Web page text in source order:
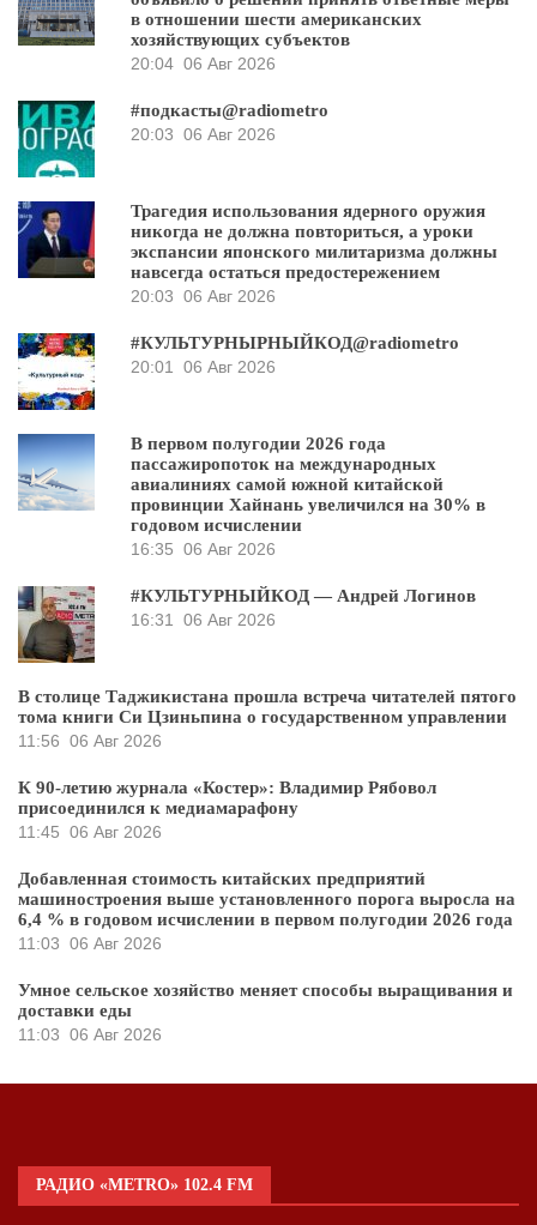
в отношении шести американских
хозяйствующих субъектов
20:04 06 Авг 2026
#подкасты@radiometro
20:03 06 Авг 2026
Трагедия использования ядерного оружия
никогда не должна повториться, а уроки
экспансии японского милитаризма должны
навсегда остаться предостережением
20:03 06 Авг 2026
#КУЛЬТУРНЫРНЫЙКОД@radiometro
20:01
06 Авг 2026
В первом полугодии 2026 года
пассажиропоток на международных
авиалиниях самой южной китайской
провинции Хайнань увеличился на 30% в
годовом исчислении
16:35 06 Авг 2026
#КУЛЬТУРНЫЙКОД — Андрей Логинов
16:31
06 Авг 2026
В столице Таджикистана прошла встреча читателей пятого
тома книги Си Цзиньпина о государственном управлении
11:56 06 Авг 2026
К 90-летию журнала «Костер»: Владимир Рябовол
присоединился к медиамарафону
11:45 06 Авг 2026
Добавленная стоимость китайских предприятий
машиностроения выше установленного порога выросла на
6,4 % в годовом исчислении в первом полугодии 2026 года
11:03 06 Авг 2026
Умное сельское хозяйство меняет способы выращивания и
доставки еды
11:03 06 Авг 2026
РАДИО «METRO» 102.4 FM